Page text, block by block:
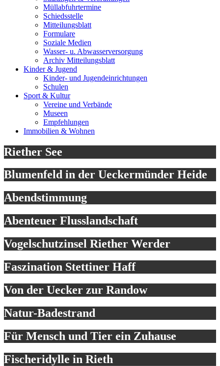
Müllabfuhrtermine
Schiedsstelle
Mitteilungsblatt
Formulare
Soziale Medien
Wasser- u. Abwasserversorgung
Archiv Mitteilungsblatt
Kinder & Jugend
Kinder- und Jugendeinrichtungen
Schulen
Sport & Kultur
Vereine und Verbände
Museen
Empfehlungen
Immobilien & Wohnen
Riether See
Blumenfeld in der Ueckermünder Heide
Abendstimmung
Abenteuer Flusslandschaft
Vogelschutzinsel Riether Werder
Faszination Stettiner Haff
Von der Uecker zur Randow
Natur-Badestrand
Für Mensch und Tier ein Zuhause
Fischeridylle in Rieth